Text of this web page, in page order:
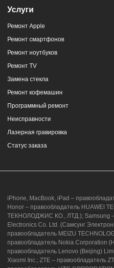
Услуги
Ремонт Apple
Ремонт смартфонов
Ремонт ноутбуков
Ремонт TV
Замена стекла
Ремонт кофемашин
Программный ремонт
Неисправности
Лазерная гравировка
Статус заказа
iPhone, MacBook, iPad –
Honor – правообладатель HUAWEI
ТЕКНОЛОДЖИС КО., ЛТД.); Samsung –
Electronics Co. Ltd. (Самсунг
правообладатель MEIZU
правообладатель Nokia Corporation
правообладатель Lenovo (Beijing)
Xiaomi Inc.; ZTE – правообладатель